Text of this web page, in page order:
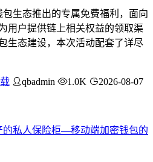
包生态推出的专属免费福利，面向
用户提供链上相关权益的领取渠
生态建设，本次活动配套了详尽
qbadmin 1.0K 2026-08-07